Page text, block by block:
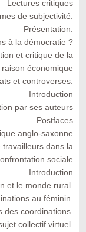
Lectures critiques
de subjectivité.
Présentation.
à la démocratie ?
et critique de la
raison économique
et controverses.
Introduction
par ses auteurs
Postfaces
anglo-saxonne
dans la
sociale
Introduction
et le monde rural.
au féminin.
des coordinations.
collectif virtuel.